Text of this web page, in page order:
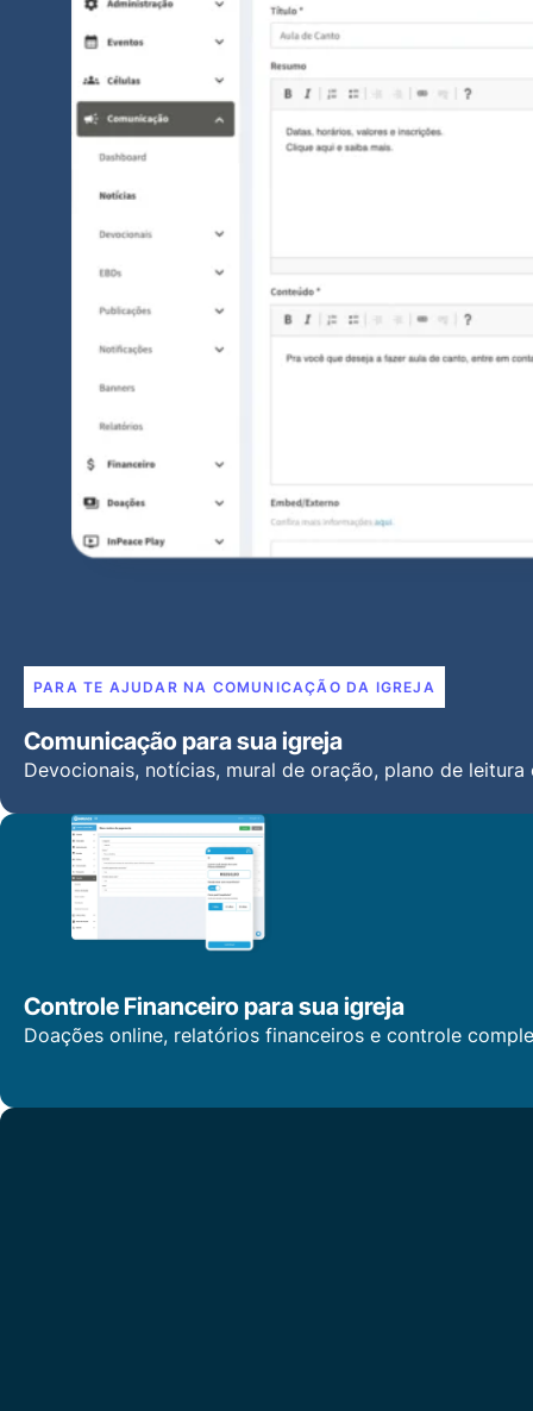
PARA TE AJUDAR NA COMUNICAÇÃO DA IGREJA
Comunicação para sua igreja
Devocionais, notícias, mural de oração, plano de
Controle Financeiro para sua igreja
Doações online, relatórios financeiros e controle